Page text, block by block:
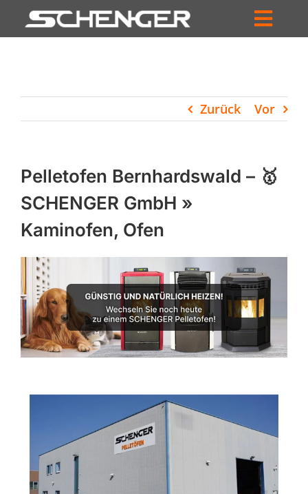
Inhalt
HÄNDLERSUCHE
UNTERNEHMEN
PROFIL
WARENKORB
PRODUCTS
SEARCH
Zurück Vor
Pelletofen Bernhardswald – 🥇
SCHENGER GmbH »
Kaminofen, Ofen